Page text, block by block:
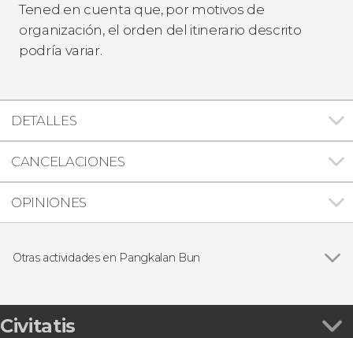
Tened en cuenta que, por motivos de
organización, el orden del itinerario descrito
podría variar.
DETALLES
CANCELACIONES
OPINIONES
Otras actividades en Pangkalan Bun
Civitatis